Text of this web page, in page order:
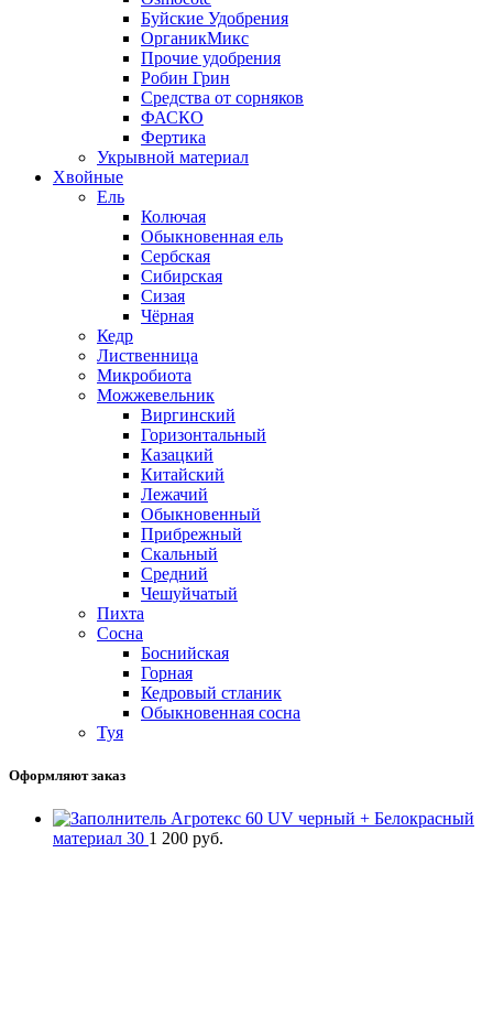
Буйские Удобрения
ОрганикМикс
Прочие удобрения
Робин Грин
Средства от сорняков
ФАСКО
Фертика
Укрывной материал
Хвойные
Ель
Колючая
Обыкновенная ель
Сербская
Сибирская
Сизая
Чёрная
Кедр
Лиственница
Микробиота
Можжевельник
Виргинский
Горизонтальный
Казацкий
Китайский
Лежачий
Обыкновенный
Прибрежный
Скальный
Средний
Чешуйчатый
Пихта
Сосна
Боснийская
Горная
Кедровый стланик
Обыкновенная сосна
Туя
Оформляют заказ
Агротекс 60 UV черный + Белокрасный
материал 30 1 200 руб.